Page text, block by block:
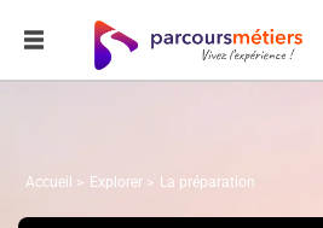
Accueil Explorer La préparation